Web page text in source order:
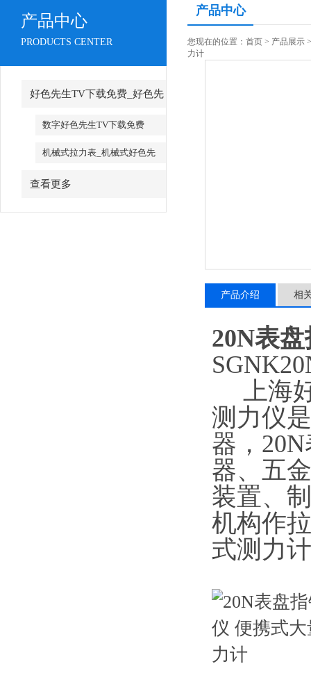
产品中心
PRODUCTS CENTER
好色先生TV下载免费_好色先
生TV下载免费厂家
数字好色先生TV下载免费
机械式拉力表_机械式好色先
查看更多
产品中心
您现在的位置： 首页 > 产品展示
力计
产品介绍 相
20N表
上海好
测力仪
器，20N
器、
装置、
机构作拉
式测力计